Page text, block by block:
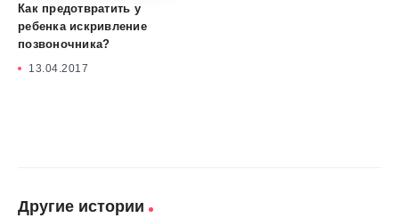
Как предотвратить у
ребенка искривление
позвоночника?
13.04.2017
Другие истории